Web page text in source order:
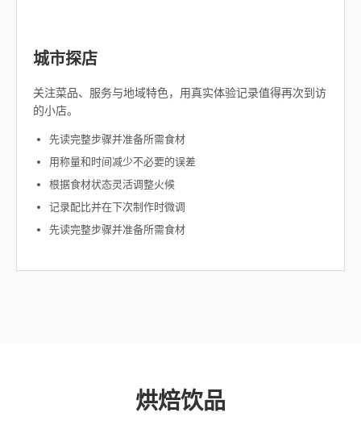
城市探店
关注菜品、服务与地域特色，用真实体验记录值得再次到访
的小店。
先读完整步骤并准备所需食材
用称量和时间减少不必要的误差
根据食材状态灵活调整火候
记录配比并在下次制作时微调
先读完整步骤并准备所需食材
烘焙饮品